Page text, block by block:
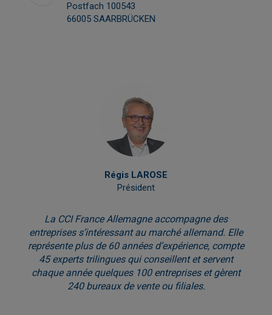
Postfach 100543
66005 SAARBRÜCKEN
Régis LAROSE
Président
La CCI France Allemagne accompagne des
entreprises s’intéressant au marché allemand. Elle
représente plus de 60 années d’expérience, compte
45 experts trilingues qui conseillent et servent
chaque année quelques 100 entreprises et gèrent
240 bureaux de vente ou filiales.